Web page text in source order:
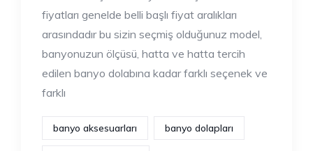
fiyatları genelde belli başlı fiyat aralıkları
arasındadır bu sizin seçmiş olduğunuz model,
banyonuzun ölçüsü, hatta ve hatta tercih
edilen banyo dolabına kadar farklı seçenek ve
farklı
banyo aksesuarları banyo dolapları